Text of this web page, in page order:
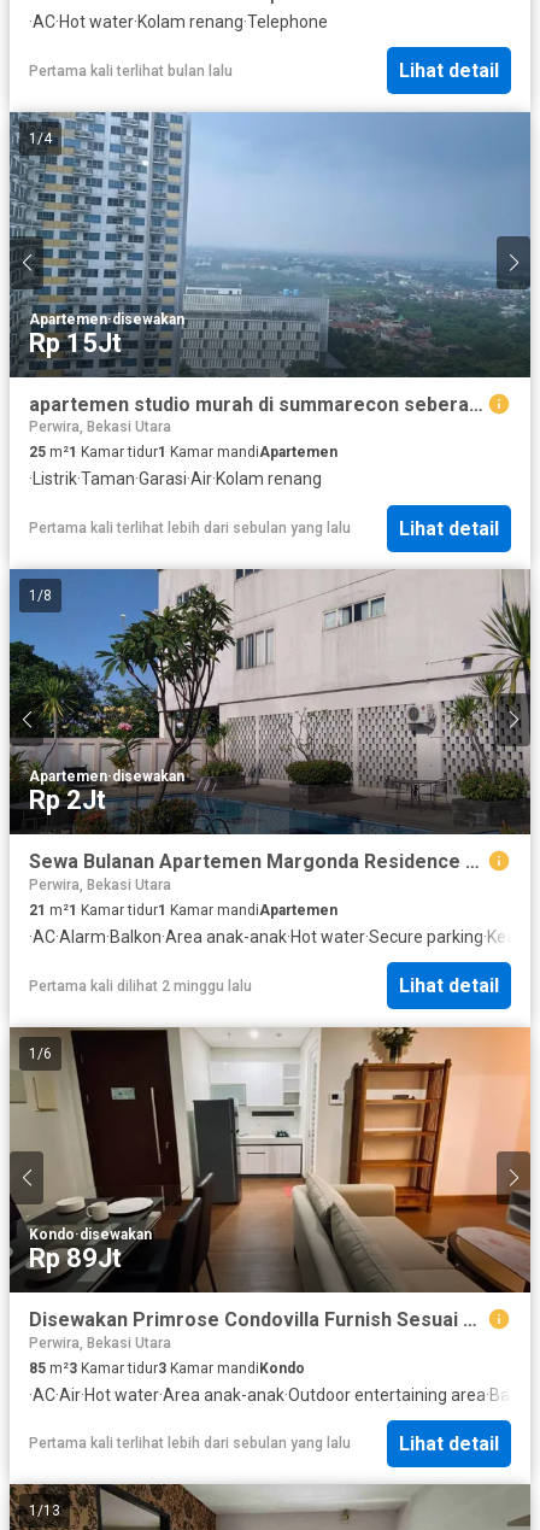
·AC·Hot water·Kolam renang·Telephone
Pertama kali terlihat bulan lalu Lihat detail
1/4
Apartemen·disewakan
Rp 15Jt
apartemen studio murah di summarecon seberang mall
Perwira, Bekasi Utara
25 m²1 Kamar tidur1 Kamar mandiApartemen
·Listrik·Taman·Garasi·Air·Kolam renang
Pertama kali terlihat lebih dari sebulan yang lalu Lihat detail
1 /8
Apartemen·disewakan
Rp 2Jt
Sewa Bulanan Apartemen Margonda Residence 4 Studio 21m2 Depok
Perwira, Bekasi Utara
21 m²1 Kamar tidur1 Kamar mandiApartemen
·AC·Alarm·Balkon·Area anak-anak·Hot water·Secure parking·
Pertama kali dilihat 2 minggu lalu Lihat detail
1 /6
Kondo·disewakan
Rp 89Jt
Disewakan Primrose Condovilla Furnish Sesuai Foto Summarecon Bekasi
Perwira, Bekasi Utara
85 m²3 Kamar tidur3 Kamar mandiKondo
·AC·Air·Hot water·Area anak-anak·Outdoor entertaining area·Balkon
Pertama kali terlihat lebih dari sebulan yang lalu Lihat detail
1/13